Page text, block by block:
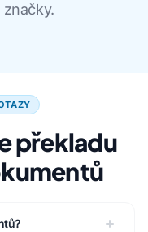
překladu